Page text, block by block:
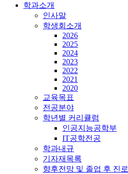
학과소개
인사말
학생회소개
2026
2025
2024
2023
2022
2021
2020
교육목표
전공분야
학년별 커리큘럼
인공지능공학부
IT공학전공
학과내규
기자재목록
향후전망 및 졸업 후 진로